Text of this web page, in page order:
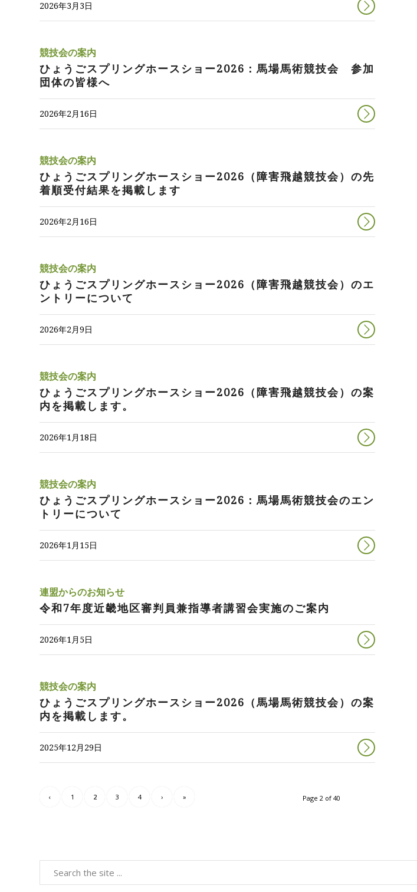
2026年3月3日
競技会の案内
ひょうごスプリングホースショー2026：馬場馬術競技会 参加
団体の皆様へ
2026年2月16日
競技会の案内
ひょうごスプリングホースショー2026（障害飛越競技会）の先
着順受付結果を掲載します
2026年2月16日
競技会の案内
ひょうごスプリングホースショー2026（障害飛越競技会）のエ
ントリーについて
2026年2月9日
競技会の案内
ひょうごスプリングホースショー2026（障害飛越競技会）の案
内を掲載します。
2026年1月18日
競技会の案内
ひょうごスプリングホースショー2026：馬場馬術競技会のエン
トリーについて
2026年1月15日
連盟からのお知らせ
令和7年度近畿地区審判員兼指導者講習会実施のご案内
2026年1月5日
競技会の案内
ひょうごスプリングホースショー2026（馬場馬術競技会）の案
内を掲載します。
2025年12月29日
Page 2 of 40
‹ 1 2 3 4 › »